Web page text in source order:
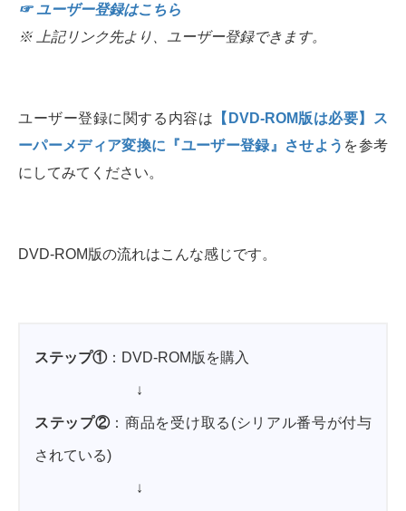
☞ ユーザー登録はこちら
※ 上記リンク先より、ユーザー登録できます。
ユーザー登録に関する内容は 【DVD-ROM版は必要】ス
ーパーメディア変換に『ユーザー登録』させよう を参考
にしてみてください。
DVD-ROM版の流れはこんな感じです。
ステップ①：DVD-ROM版を購入
↓
ステップ②：商品を受け取る(シリアル番号が付与
されている)
↓